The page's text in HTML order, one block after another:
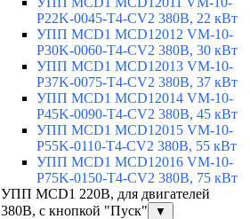
P22K-0045-T4-CV2 380В, 22 кВт
УПП MCD1 MCD12012 VM-10-
P30K-0060-T4-CV2 380В, 30 кВт
УПП MCD1 MCD12013 VM-10-
P37K-0075-T4-CV2 380В, 37 кВт
УПП MCD1 MCD12014 VM-10-
P45K-0090-T4-CV2 380В, 45 кВт
УПП MCD1 MCD12015 VM-10-
P55K-0110-T4-CV2 380В, 55 кВт
УПП MCD1 MCD12016 VM-10-
P75K-0150-T4-CV2 380В, 75 кВт
УПП MCD1 220В, для двигателей
380В, с кнопкой "Пуск"
▼